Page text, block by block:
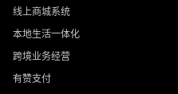
线上商城系统
本地生活一体化
跨境业务经营
有赞支付